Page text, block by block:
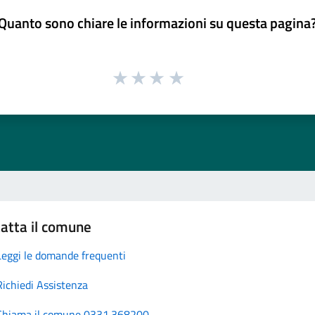
sono chiare le informazioni su questa
il comune
le domande frequenti
Assistenza